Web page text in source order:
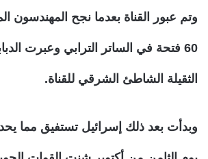
وتم عبور القناة بعدما نجح
60 فتحة في الساتر الترابي وعبرت
الثقيلة الشاطئ الشرقي للقناة.
وبدأت بعد ذلك إسرائيل تستفيق مما